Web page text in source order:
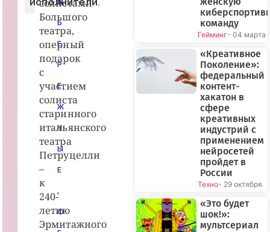
солистами
Большого
театра,
оперный
подарок
с
участием
солиста
старинного
итальянского
театра
Петруцелли
–
к
240-
летию
Эрмитажного
А
Б
Е
Р
Е
Ж
Н
Ы
Е
,
Ф
команду
Гейминг- 04 марта
«Креативное
Поколение»:
федеральный
контент-
хакатон в
сфере
креативных
индустрий с
применением
нейросетей
пройдет в
России
Техно- 29 октября
«Это будет
шок!»:
мультсериал